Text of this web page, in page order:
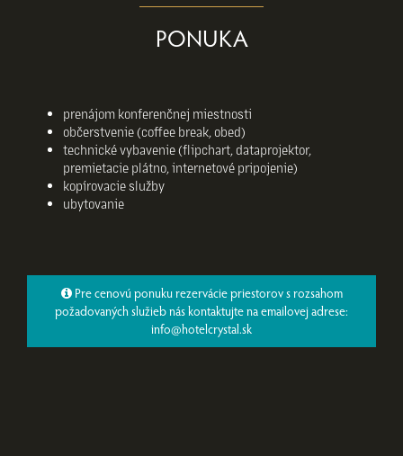
PONUKA
prenájom konferenčnej miestnosti
občerstvenie (coffee break, obed)
technické vybavenie (flipchart, dataprojektor,
premietacie plátno, internetové pripojenie)
kopírovacie služby
ubytovanie
Pre cenovú ponuku rezervácie priestorov s rozsahom
požadovaných služieb nás kontaktujte na emailovej adrese:
info@hotelcrystal.sk